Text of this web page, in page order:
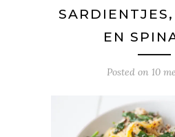
EN
Posted on 10